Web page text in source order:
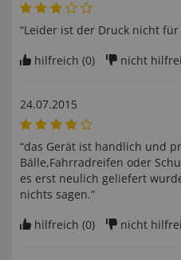
“Leider ist der Druck nicht
hilfreich (0) nicht
24.07.2015
“das Gerät ist handlich und
Bälle,Fahrradreifen oder
es erst neulich geliefert
nichts sagen.”
hilfreich (0) nicht